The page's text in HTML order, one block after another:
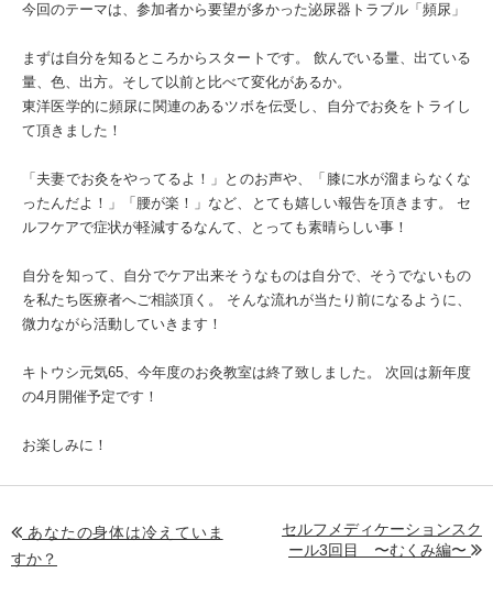
今回のテーマは、参加者から要望が多かった泌尿器トラブル「頻尿」
まずは自分を知るところからスタートです。 飲んでいる量、出ている
量、色、出方。そして以前と比べて変化があるか。
東洋医学的に頻尿に関連のあるツボを伝受し、自分でお灸をトライし
て頂きました！
「夫妻でお灸をやってるよ！」とのお声や、「膝に水が溜まらなくな
ったんだよ！」「腰が楽！」など、とても嬉しい報告を頂きます。 セ
ルフケアで症状が軽減するなんて、とっても素晴らしい事！
自分を知って、自分でケア出来そうなものは自分で、そうでないもの
を私たち医療者へご相談頂く。 そんな流れが当たり前になるように、
微力ながら活動していきます！
キトウシ元気65、今年度のお灸教室は終了致しました。 次回は新年度
の4月開催予定です！
お楽しみに！
あなたの身体は冷えていま
すか？
セルフメディケーションスク
ール3回目 〜むくみ編〜